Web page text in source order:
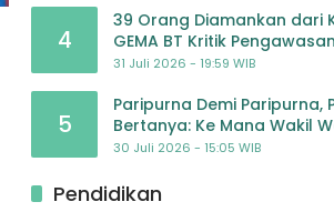
4
39 Orang Diamankan dari
GEMA BT Kritik
Jangan Tunggu Masyarakat
31 Juli 2026 - 19:59 WIB
5
Paripurna Demi Paripurna,
Bertanya: Ke Mana Wakil
Kota Padangsidimpuan?
30 Juli 2026 - 15:05 WIB
Pendidikan